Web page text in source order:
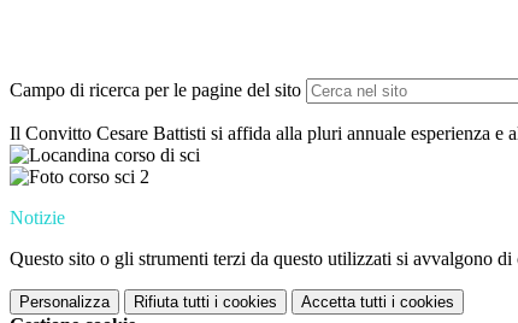
Campo di ricerca per le pagine del sito
Il Convitto Cesare Battisti si affida alla pluri annuale esperienza
Notizie
Questo sito o gli strumenti terzi da questo utilizzati si avvalgono
Personalizza Rifiuta tutti i cookies Accetta tutti i cookies